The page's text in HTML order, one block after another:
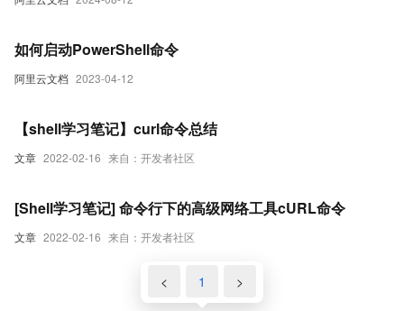
阿里云文档 2023-04-12
如何启动PowerShell命令
文章 2022-02-16 来自：开发者社区
【shell学习笔记】curl命令总结
文章 2022-02-16 来自：开发者社区
[Shell学习笔记] 命令行下的高级网络工具cURL命令
< 1 >